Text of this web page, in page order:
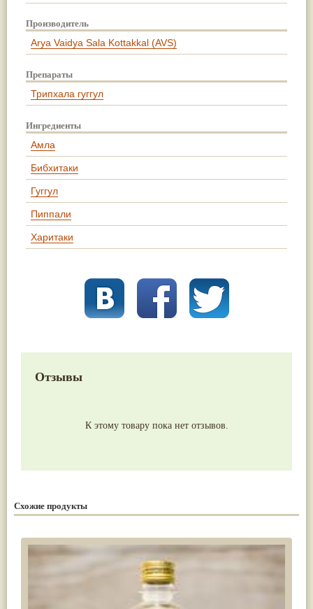
Производитель
Arya Vaidya Sala Kottakkal (AVS)
Препараты
Трипхала гуггул
Ингредиенты
Амла
Бибхитаки
Гуггул
Пиппали
Харитаки
Отзывы
К этому товару пока нет отзывов.
Схожие продукты